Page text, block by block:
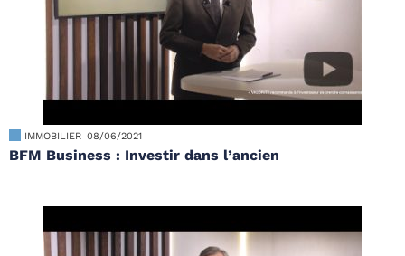
IMMOBILIER 08/06/2021
BFM Business : Investir dans l’ancien